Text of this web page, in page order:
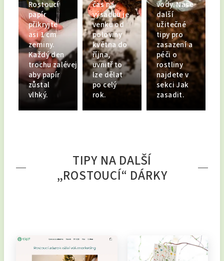
Rostoucí
papír
přikryjte
asi 1 cm
zeminy.
Každý den
trochu zalévejte,
aby papír
zůstal
vlhký.
čas na
výsadbu je
venku od
poloviny
května do
října,
uvnitř to
lze dělat
po celý
rok.
vody. Naše
další
užitečné
tipy pro
zasazení a
péči o
rostliny
najdete v
sekci Jak
zasadit.
TIPY NA DALŠÍ
„ROSTOUCÍ“ DÁRKY